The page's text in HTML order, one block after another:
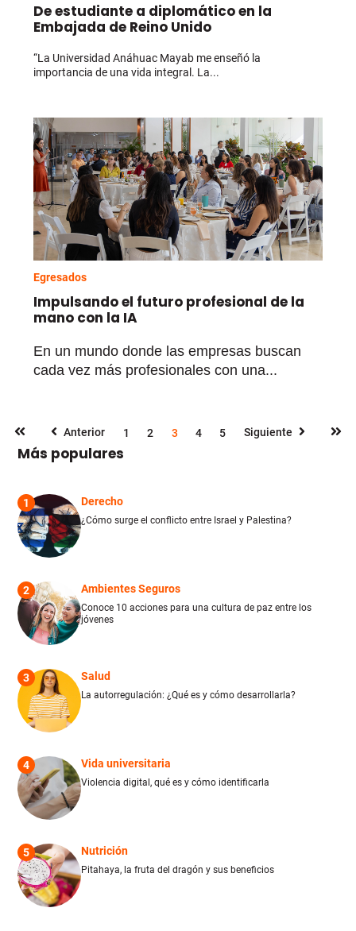
De estudiante a diplomático en la
Embajada de Reino Unido
“La Universidad Anáhuac Mayab me enseñó la
importancia de una vida integral. La...
Egresados
Impulsando el futuro profesional de la
mano con la IA
En un mundo donde las empresas buscan
cada vez más profesionales con una...
Anterior 1 2 3 4 5 Siguiente
Más populares
1 Derecho
¿Cómo surge el conflicto entre Israel y Palestina?
2 Ambientes Seguros
Conoce 10 acciones para una cultura de paz entre los
jóvenes
3 Salud
La autorregulación: ¿Qué es y cómo desarrollarla?
4 Vida universitaria
Violencia digital, qué es y cómo identificarla
5 Nutrición
Pitahaya, la fruta del dragón y sus beneficios